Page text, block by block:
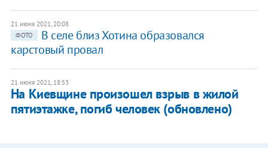
21 июня 2021, 20:08
ФОТО
В селе близ Хотина образовался
карстовый провал
21 июня 2021, 18:53
На Киевщине произошел взрыв в жилой
пятиэтажке, погиб человек (обновлено)